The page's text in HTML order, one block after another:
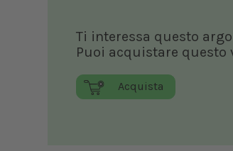
Ti interessa questo
Puoi acquistare questo
Acquista